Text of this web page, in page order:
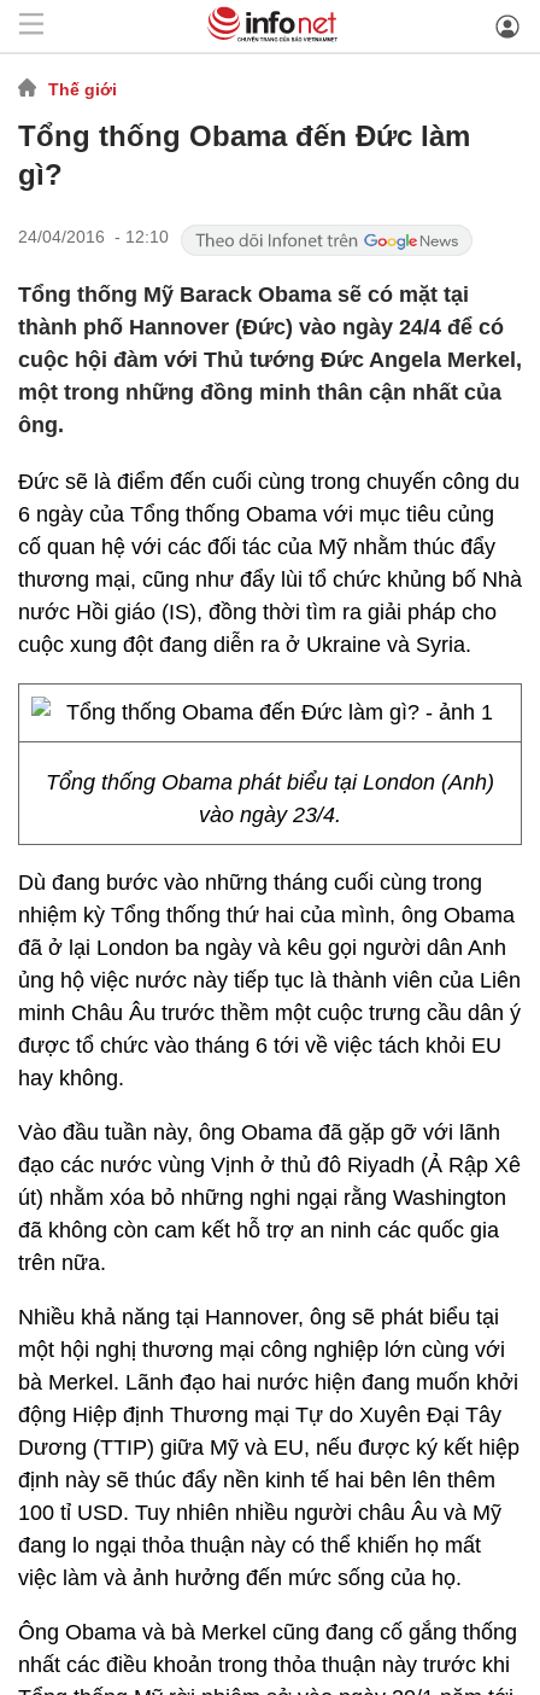
Thế giới
Tổng thống Obama đến Đức làm
gì?
24/04/2016 - 12:10
Tổng thống Mỹ Barack Obama sẽ có mặt tại
thành phố Hannover (Đức) vào ngày 24/4 để có
cuộc hội đàm với Thủ tướng Đức Angela Merkel,
một trong những đồng minh thân cận nhất của
ông.
Đức sẽ là điểm đến cuối cùng trong chuyến công du
6 ngày của Tổng thống Obama với mục tiêu củng
cố quan hệ với các đối tác của Mỹ nhằm thúc đẩy
thương mại, cũng như đẩy lùi tổ chức khủng bố Nhà
nước Hồi giáo (IS), đồng thời tìm ra giải pháp cho
cuộc xung đột đang diễn ra ở Ukraine và Syria.
Tổng thống Obama phát biểu tại London (Anh)
vào ngày 23/4.
Dù đang bước vào những tháng cuối cùng trong
nhiệm kỳ Tổng thống thứ hai của mình, ông Obama
đã ở lại London ba ngày và kêu gọi người dân Anh
ủng hộ việc nước này tiếp tục là thành viên của Liên
minh Châu Âu trước thềm một cuộc trưng cầu dân ý
được tổ chức vào tháng 6 tới về việc tách khỏi EU
hay không.
Vào đầu tuần này, ông Obama đã gặp gỡ với lãnh
đạo các nước vùng Vịnh ở thủ đô Riyadh (Ả Rập Xê
út) nhằm xóa bỏ những nghi ngại rằng Washington
đã không còn cam kết hỗ trợ an ninh các quốc gia
trên nữa.
Nhiều khả năng tại Hannover, ông sẽ phát biểu tại
một hội nghị thương mại công nghiệp lớn cùng với
bà Merkel. Lãnh đạo hai nước hiện đang muốn khởi
động Hiệp định Thương mại Tự do Xuyên Đại Tây
Dương (TTIP) giữa Mỹ và EU, nếu được ký kết hiệp
định này sẽ thúc đẩy nền kinh tế hai bên lên thêm
100 tỉ USD. Tuy nhiên nhiều người châu Âu và Mỹ
đang lo ngại thỏa thuận này có thể khiến họ mất
việc làm và ảnh hưởng đến mức sống của họ.
Ông Obama và bà Merkel cũng đang cố gắng thống
nhất các điều khoản trong thỏa thuận này trước khi